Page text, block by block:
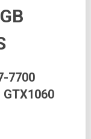
7700
GTX1060